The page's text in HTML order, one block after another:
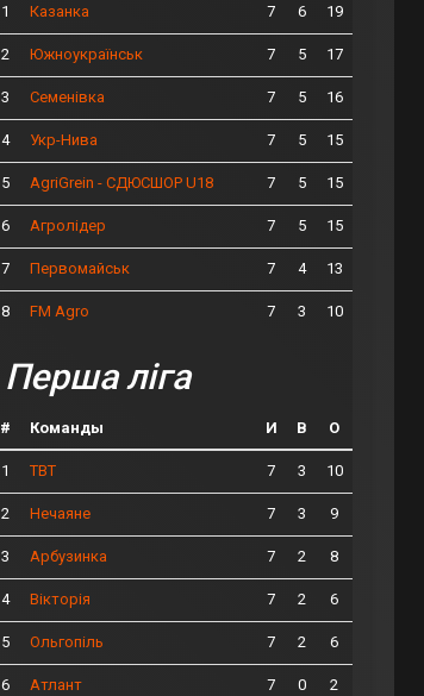
1 Казанка 7 6 19
2 Южноукраїнськ 7 5 17
3 Семенівка 7 5 16
4 Укр-Нива 7 5 15
5 AgriGrein - СДЮСШОР U18 7 5 15
6 Агролідер 7 5 15
7 Первомайськ 7 4 13
8 FM Agro 7 3 10
Перша ліга
# Команды И В О
1 ТВТ 7 3 10
2 Нечаяне 7 3 9
3 Арбузинка 7 2 8
4 Вікторія 7 2 6
5 Ольгопіль 7 2 6
6 Атлант 7 0 2